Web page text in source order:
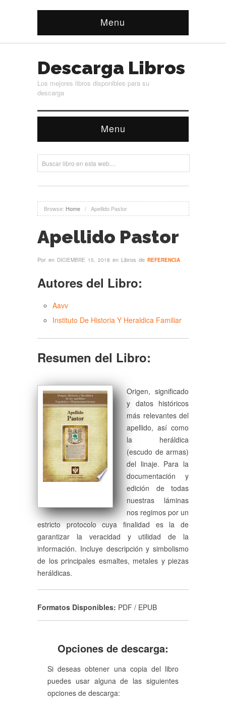
Menu
Descarga Libros
Los mejores libros disponibles para su
descarga
Menu
Browse: Home / Apellido Pastor
Apellido Pastor
Por en DICIEMBRE 15, 2018 en Libros de REFERENCIA
Autores del Libro:
Aavv
Instituto De Historia Y Heraldica Familiar
Resumen del Libro:
Origen, significado
y datos históricos
más relevantes del
apellido, así como
la heráldica
(escudo de armas)
del linaje. Para la
documentación y
edición de todas
nuestras láminas
nos regimos por un
estricto protocolo cuya finalidad es la de
garantizar la veracidad y utilidad de la
información. Incluye descripción y simbolismo
de los principales esmaltes, metales y piezas
heráldicas.
Formatos Disponibles: PDF / EPUB
Opciones de descarga:
Si deseas obtener una copia del libro
puedes usar alguna de las siguientes
opciones de descarga: